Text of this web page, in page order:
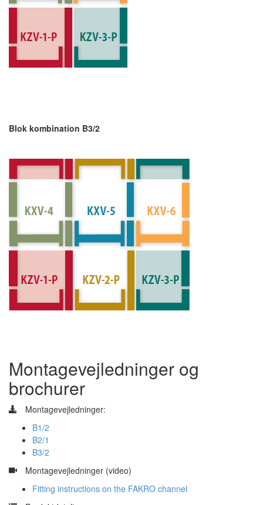
Blok kombination B3/2
Montagevejledninger og
brochurer
Montagevejledninger:
B1/2
B2/1
B3/2
Montagevejledninger (video)
Fitting instructions on the FAKRO channel